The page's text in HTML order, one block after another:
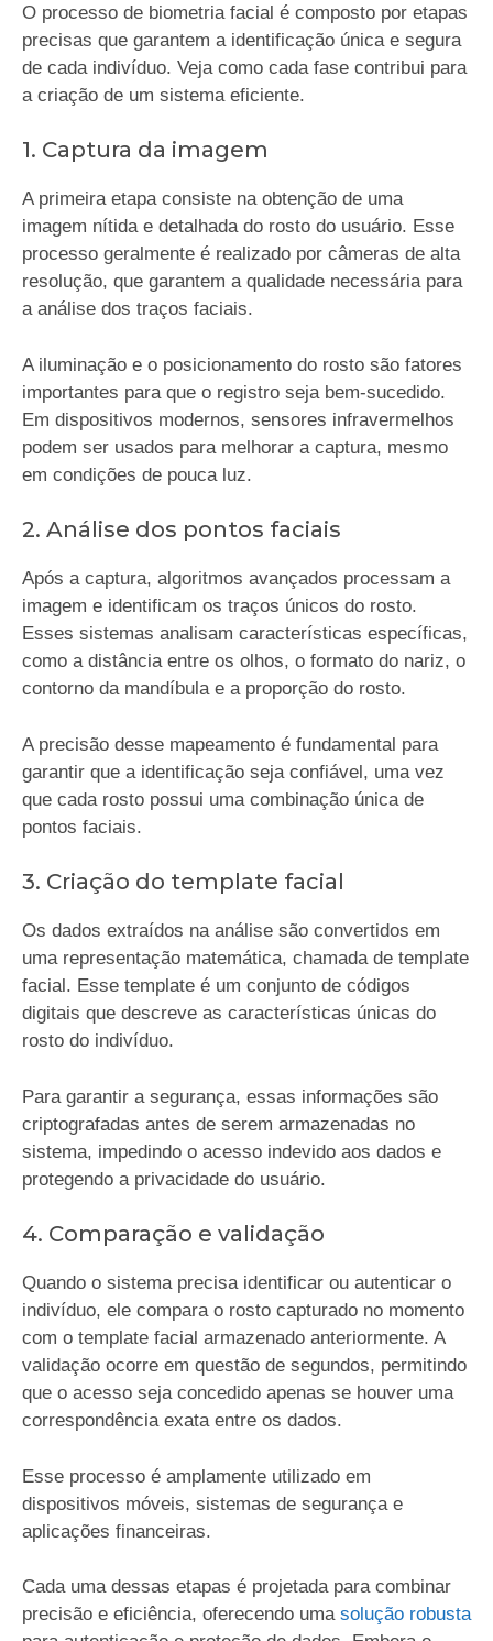
O processo de biometria facial é composto por etapas
precisas que garantem a identificação única e segura
de cada indivíduo. Veja como cada fase contribui para
a criação de um sistema eficiente.
1. Captura da imagem
A primeira etapa consiste na obtenção de uma
imagem nítida e detalhada do rosto do usuário. Esse
processo geralmente é realizado por câmeras de alta
resolução, que garantem a qualidade necessária para
a análise dos traços faciais.
A iluminação e o posicionamento do rosto são fatores
importantes para que o registro seja bem-sucedido.
Em dispositivos modernos, sensores infravermelhos
podem ser usados para melhorar a captura, mesmo
em condições de pouca luz.
2. Análise dos pontos faciais
Após a captura, algoritmos avançados processam a
imagem e identificam os traços únicos do rosto.
Esses sistemas analisam características específicas,
como a distância entre os olhos, o formato do nariz, o
contorno da mandíbula e a proporção do rosto.
A precisão desse mapeamento é fundamental para
garantir que a identificação seja confiável, uma vez
que cada rosto possui uma combinação única de
pontos faciais.
3. Criação do template facial
Os dados extraídos na análise são convertidos em
uma representação matemática, chamada de template
facial. Esse template é um conjunto de códigos
digitais que descreve as características únicas do
rosto do indivíduo.
Para garantir a segurança, essas informações são
criptografadas antes de serem armazenadas no
sistema, impedindo o acesso indevido aos dados e
protegendo a privacidade do usuário.
4. Comparação e validação
Quando o sistema precisa identificar ou autenticar o
indivíduo, ele compara o rosto capturado no momento
com o template facial armazenado anteriormente. A
validação ocorre em questão de segundos, permitindo
que o acesso seja concedido apenas se houver uma
correspondência exata entre os dados.
Esse processo é amplamente utilizado em
dispositivos móveis, sistemas de segurança e
aplicações financeiras.
Cada uma dessas etapas é projetada para combinar
precisão e eficiência, oferecendo uma solução robusta